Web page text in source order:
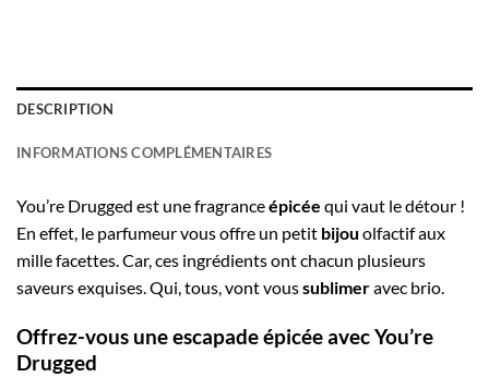
DESCRIPTION
INFORMATIONS COMPLÉMENTAIRES
You’re Drugged est une fragranceépicée qui vaut le détour !
En effet, le parfumeur vous offre un petit bijou olfactif aux
mille facettes. Car, ces ingrédients ont chacun plusieurs
saveurs exquises. Qui, tous, vont voussublimeravec brio.
Offrez-vous une escapade épicée avec You’re
Drugged